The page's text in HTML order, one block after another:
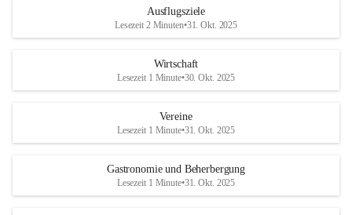
Ausflugsziele
Lesezeit 2 Minuten•31. Okt. 2025
Wirtschaft
Lesezeit 1 Minute•30. Okt. 2025
Vereine
Lesezeit 1 Minute•31. Okt. 2025
Gastronomie und Beherbergung
Lesezeit 1 Minute•31. Okt. 2025